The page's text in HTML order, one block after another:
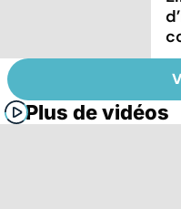
Plus de vidéos